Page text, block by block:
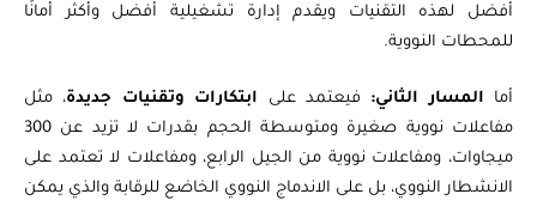
أفضل لهذه التقنيات ويقدم إدارة تشغيلية أفضل وأكثر أمانًا
للمحطات النووية.
أماالمسار الثاني:فيعتمد علىابتكارات وتقنيات جديدة، مثل
مفاعلات نووية صغيرة ومتوسطة الحجم بقدرات لا تزيد عن 300
ميجاوات، ومفاعلات نووية من الجيل الرابع، ومفاعلات لا تعتمد على
الانشطار النووي، بل على الاندماج النووي الخاضع للرقابة والذي يمكن